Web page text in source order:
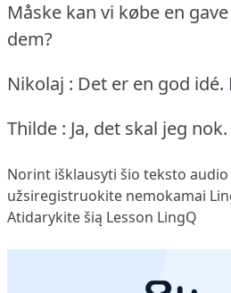
Måske kan vi købe en
dem?
Nikolaj : Det er en god idé.
Thilde : Ja, det skal jeg nok.
Norint išklausyti šio teksto
užsiregistruokite nemokamai
Atidarykite šią Lesson LingQ